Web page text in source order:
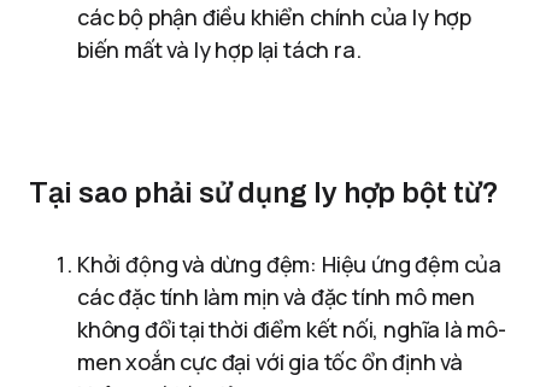
các bộ phận điều khiển chính của ly hợp
biến mất và ly hợp lại tách ra.
Tại sao phải sử dụng ly hợp bột từ?
Khởi động và dừng đệm: Hiệu ứng đệm của
các đặc tính làm mịn và đặc tính mô men
không đổi tại thời điểm kết nối, nghĩa là mô-
men xoắn cực đại với gia tốc ổn định và